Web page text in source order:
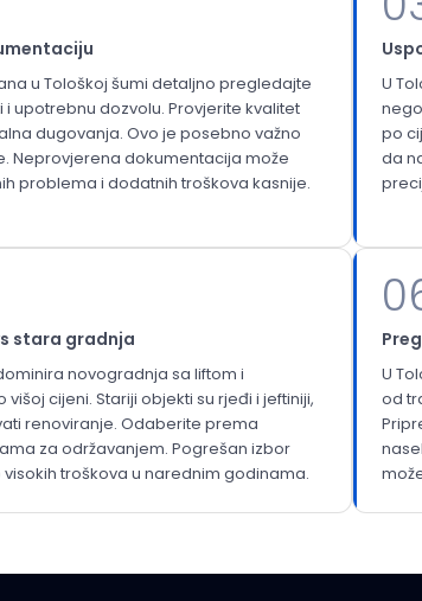
u Tološkoj šumi detaljno pregledajte
i upotrebnu dozvolu. Provjerite kvalitet
dugovanja. Ovo je posebno važno
Neprovjerena dokumentacija može
problema i dodatnih troškova kasnije.
U
po
da
stara gradnja
novogradnja sa liftom i
cijeni. Stariji objekti su rjeđi i jeftiniji,
renoviranje. Odaberite prema
za održavanjem. Pogrešan izbor
troškova u narednim godinama.
U
od